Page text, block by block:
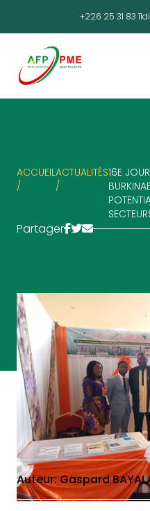
+226 25 31 83 11
ACCUEIL
/
ACTUALITÉS
/
16E
Partager
Auteur: Gaspard